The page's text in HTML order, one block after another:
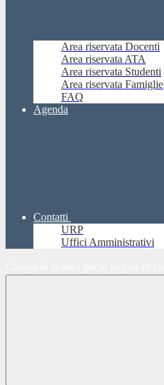
Area riservata Docenti
Area riservata ATA
Area riservata Studenti
Area riservata Famiglie
FAQ
Agenda
Contatti
URP
Uffici Amministrativi